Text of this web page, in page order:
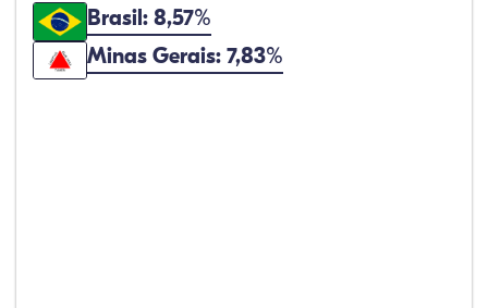
Brasil: 8,57%
Minas Gerais: 7,83%